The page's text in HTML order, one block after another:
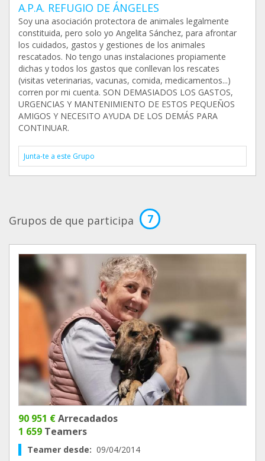
A.P.A. REFUGIO DE ÁNGELES
Soy una asociación protectora de animales legalmente
constituida, pero solo yo Angelita Sánchez, para afrontar
los cuidados, gastos y gestiones de los animales
rescatados. No tengo unas instalaciones propiamente
dichas y todos los gastos que conllevan los rescates
(visitas veterinarias, vacunas, comida, medicamentos...)
corren por mi cuenta. SON DEMASIADOS LOS GASTOS,
URGENCIAS Y MANTENIMIENTO DE ESTOS PEQUEÑOS
AMIGOS Y NECESITO AYUDA DE LOS DEMÁS PARA
CONTINUAR.
Junta-te a este Grupo
Grupos de que participa 7
90 951 €Arrecadados
1 659 Teamers
Teamer desde: 09/04/2014